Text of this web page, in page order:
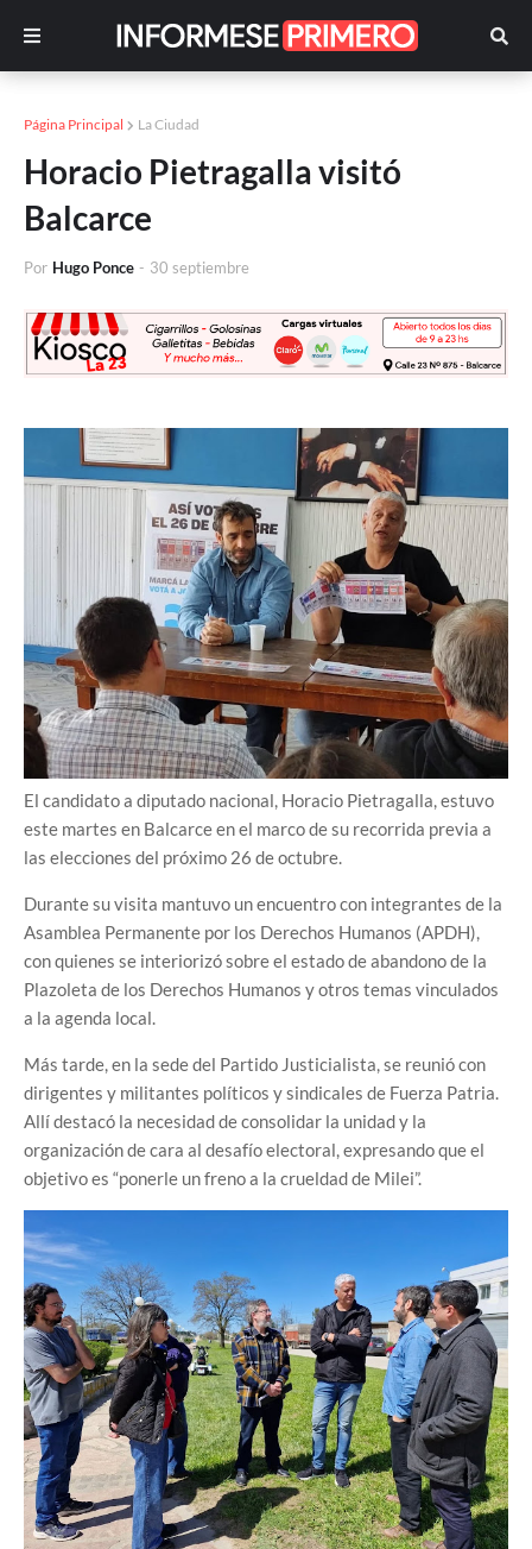
Página Principal La Ciudad
Horacio Pietragalla visitó
Balcarce
Por Hugo Ponce - 30 septiembre
El candidato a diputado nacional, Horacio Pietragalla, estuvo
este martes en Balcarce en el marco de su recorrida previa a
las elecciones del próximo 26 de octubre.
Durante su visita mantuvo un encuentro con integrantes de la
Asamblea Permanente por los Derechos Humanos (APDH),
con quienes se interiorizó sobre el estado de abandono de la
Plazoleta de los Derechos Humanos y otros temas vinculados
a la agenda local.
Más tarde, en la sede del Partido Justicialista, se reunió con
dirigentes y militantes políticos y sindicales de Fuerza Patria.
Allí destacó la necesidad de consolidar la unidad y la
organización de cara al desafío electoral, expresando que el
objetivo es “ponerle un freno a la crueldad de Milei”.